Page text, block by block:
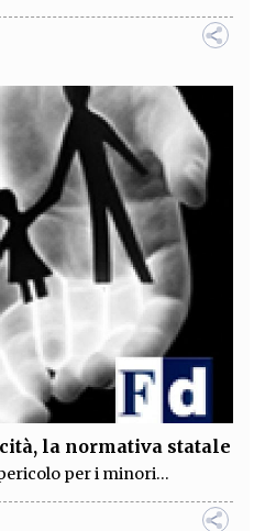
la normativa statale
per i minori...